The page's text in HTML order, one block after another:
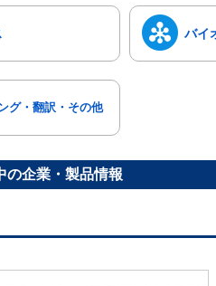
バイ
グ・翻訳・その他
の企業・製品情報